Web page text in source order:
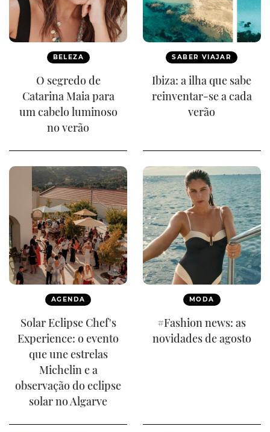
BELEZA
O segredo de
Catarina Maia para
um cabelo luminoso
no verão
SABER VIAJAR
Ibiza: a ilha que sabe
reinventar-se a cada
verão
AGENDA
Solar Eclipse Chef's
Experience: o evento
que une estrelas
Michelin e a
observação do eclipse
solar no Algarve
MODA
#Fashion news: as
novidades de agosto